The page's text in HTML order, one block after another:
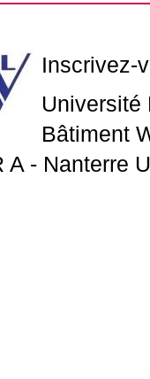
Inscrivez-
Université
Bâtiment
A - Nanterre